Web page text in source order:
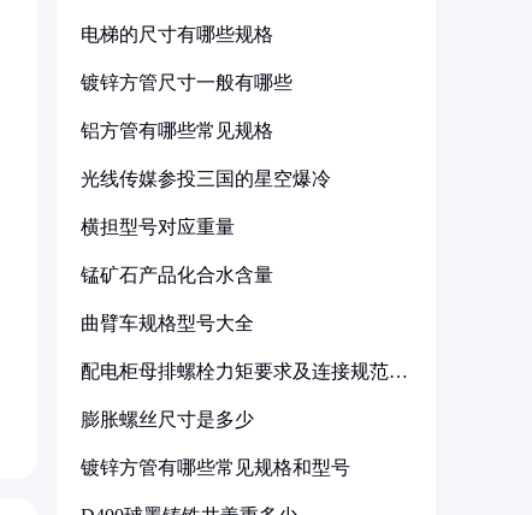
电梯的尺寸有哪些规格
镀锌方管尺寸一般有哪些
铝方管有哪些常见规格
光线传媒参投三国的星空爆冷
横担型号对应重量
锰矿石产品化合水含量
曲臂车规格型号大全
配电柜母排螺栓力矩要求及连接规范详
膨胀螺丝尺寸是多少
镀锌方管有哪些常见规格和型号